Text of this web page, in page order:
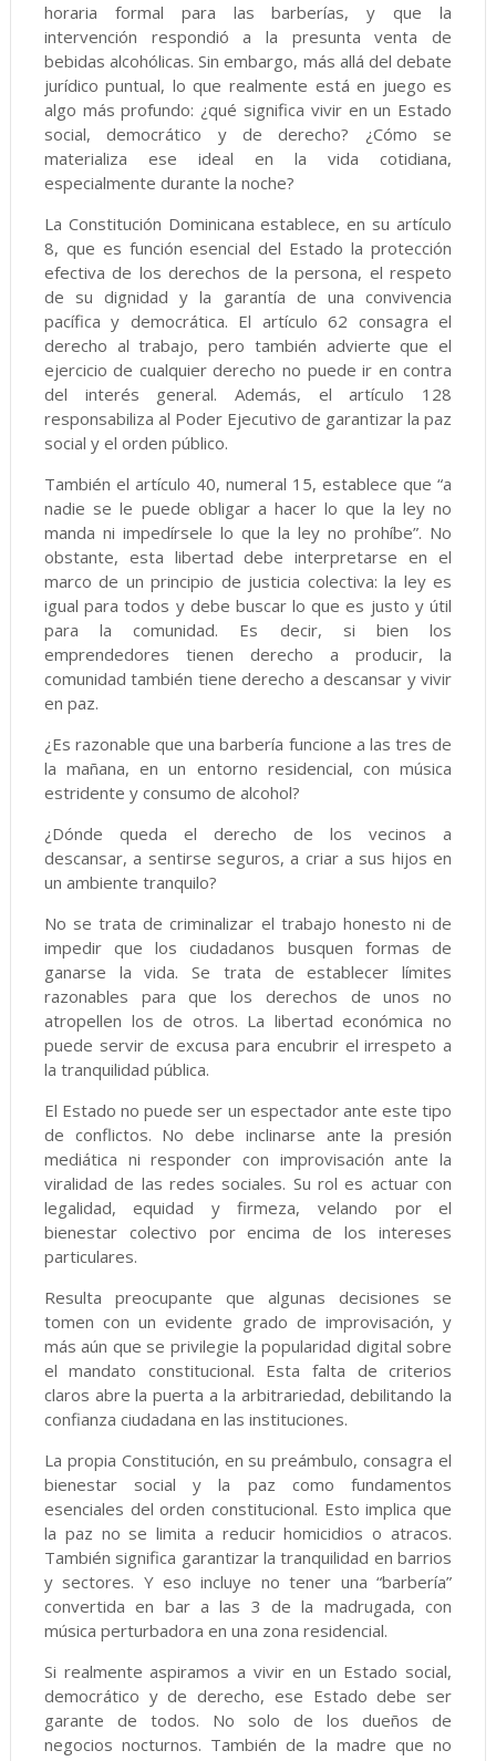
horaria formal para las barberías, y que la
intervención respondió a la presunta venta de
bebidas alcohólicas. Sin embargo, más allá del debate
jurídico puntual, lo que realmente está en juego es
algo más profundo: ¿qué significa vivir en un Estado
social, democrático y de derecho? ¿Cómo se
materializa ese ideal en la vida cotidiana,
especialmente durante la noche?
La Constitución Dominicana establece, en su artículo
8, que es función esencial del Estado la protección
efectiva de los derechos de la persona, el respeto
de su dignidad y la garantía de una convivencia
pacífica y democrática. El artículo 62 consagra el
derecho al trabajo, pero también advierte que el
ejercicio de cualquier derecho no puede ir en contra
del interés general. Además, el artículo 128
responsabiliza al Poder Ejecutivo de garantizar la paz
social y el orden público.
También el artículo 40, numeral 15, establece que “a
nadie se le puede obligar a hacer lo que la ley no
manda ni impedírsele lo que la ley no prohíbe”. No
obstante, esta libertad debe interpretarse en el
marco de un principio de justicia colectiva: la ley es
igual para todos y debe buscar lo que es justo y útil
para la comunidad. Es decir, si bien los
emprendedores tienen derecho a producir, la
comunidad también tiene derecho a descansar y vivir
en paz.
¿Es razonable que una barbería funcione a las tres de
la mañana, en un entorno residencial, con música
estridente y consumo de alcohol?
¿Dónde queda el derecho de los vecinos a
descansar, a sentirse seguros, a criar a sus hijos en
un ambiente tranquilo?
No se trata de criminalizar el trabajo honesto ni de
impedir que los ciudadanos busquen formas de
ganarse la vida. Se trata de establecer límites
razonables para que los derechos de unos no
atropellen los de otros. La libertad económica no
puede servir de excusa para encubrir el irrespeto a
la tranquilidad pública.
El Estado no puede ser un espectador ante este tipo
de conflictos. No debe inclinarse ante la presión
mediática ni responder con improvisación ante la
viralidad de las redes sociales. Su rol es actuar con
legalidad, equidad y firmeza, velando por el
bienestar colectivo por encima de los intereses
particulares.
Resulta preocupante que algunas decisiones se
tomen con un evidente grado de improvisación, y
más aún que se privilegie la popularidad digital sobre
el mandato constitucional. Esta falta de criterios
claros abre la puerta a la arbitrariedad, debilitando la
confianza ciudadana en las instituciones.
La propia Constitución, en su preámbulo, consagra el
bienestar social y la paz como fundamentos
esenciales del orden constitucional. Esto implica que
la paz no se limita a reducir homicidios o atracos.
También significa garantizar la tranquilidad en barrios
y sectores. Y eso incluye no tener una “barbería”
convertida en bar a las 3 de la madrugada, con
música perturbadora en una zona residencial.
Si realmente aspiramos a vivir en un Estado social,
democrático y de derecho, ese Estado debe ser
garante de todos. No solo de los dueños de
negocios nocturnos. También de la madre que no